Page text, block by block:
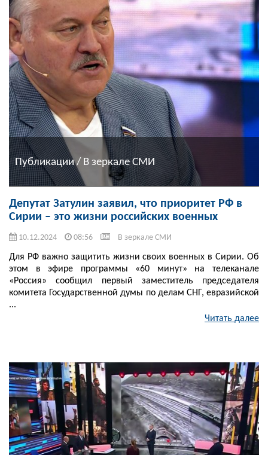
Публикации / В зеркале СМИ
Депутат Затулин заявил, что приоритет РФ в
Сирии – это жизни российских военных
10.12.2024 08:56 В зеркале СМИ
Для РФ важно защитить жизни своих военных в Сирии. Об
этом в эфире программы «60 минут» на телеканале
«Россия» сообщил первый заместитель председателя
комитета Государственной думы по делам СНГ, евразийской
...
Читать далее